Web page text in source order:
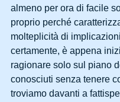
almeno per ora di facile
proprio perché
molteplicità di
certamente, è appena
ragionare solo sul piano
conosciuti senza tenere
troviamo davanti a